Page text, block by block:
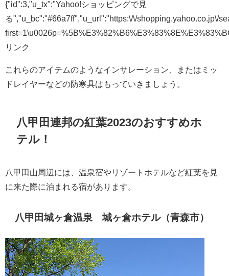
{"id":3,"u_tx":"Yahoo!ショッピングで見
る","u_bc":"#66a7ff","u_url":"https:\/\/shopping.yahoo.co.jp\/
リンク
これらのアイテムのようなインサレーション、またはミッ
ドレイヤーなどの防寒具はもっていきましょう。
八甲田連邦の紅葉2023のおすすめホ
テル！
八甲田山周辺には、温泉宿やリゾートホテルなど紅葉を見
に来た際に泊まれる宿があります。
八甲田城ヶ倉温泉 城ヶ倉ホテル（青森市）